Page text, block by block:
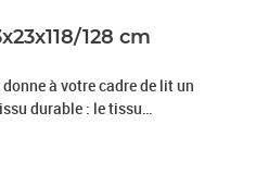
128 cm
à votre cadre de lit un
durable : le tissu
robustes et